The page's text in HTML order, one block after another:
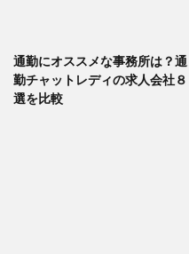
通勤にオススメな事務所は？通
勤チャットレディの求人会社８
選を比較